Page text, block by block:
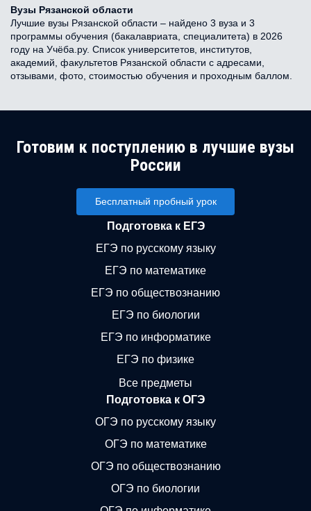
Вузы Рязанской области
Лучшие вузы Рязанской области – найдено 3 вуза и 3
программы обучения (бакалавриата, специалитета) в 2026
году на Учёба.ру. Список университетов, институтов,
академий, факультетов Рязанской области с адресами,
отзывами, фото, стоимостью обучения и проходным баллом.
Готовим к поступлению в лучшие вузы
России
Бесплатный пробный урок
Подготовка к ЕГЭ
ЕГЭ по русскому языку
ЕГЭ по математике
ЕГЭ по обществознанию
ЕГЭ по биологии
ЕГЭ по информатике
ЕГЭ по физике
Все предметы
Подготовка к ОГЭ
ОГЭ по русскому языку
ОГЭ по математике
ОГЭ по обществознанию
ОГЭ по биологии